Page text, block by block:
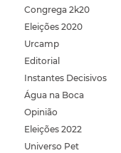
Congrega 2k20
Eleições 2020
Urcamp
Editorial
Instantes Decisivos
Água na Boca
Opinião
Eleições 2022
Universo Pet